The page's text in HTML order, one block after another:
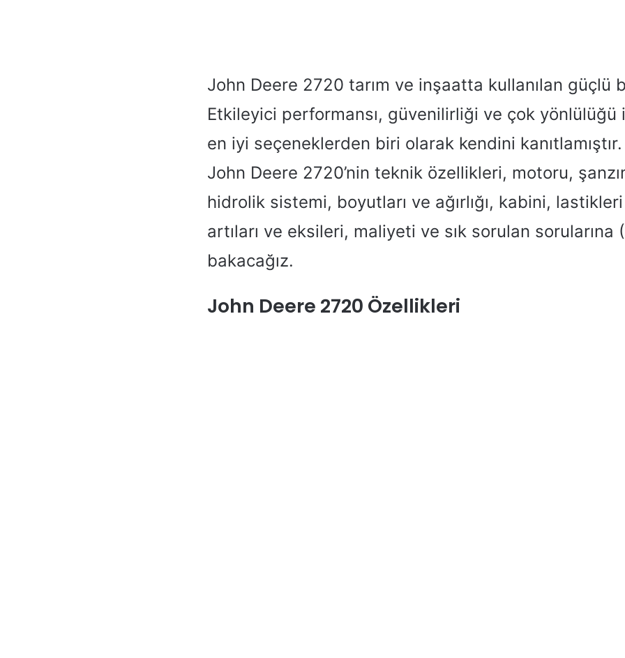
John Deere 2720 tarım ve inşaatta kullanılan güçlü
Etkileyici performansı, güvenilirliği ve çok yönlülüğü
en iyi seçeneklerden biri olarak kendini kanıtlamıştır.
John Deere 2720’nin teknik özellikleri, motoru,
hidrolik sistemi, boyutları ve ağırlığı, kabini, lastikleri
artıları ve eksileri, maliyeti ve sık sorulan sorularına
bakacağız.
John Deere 2720 Özellikleri